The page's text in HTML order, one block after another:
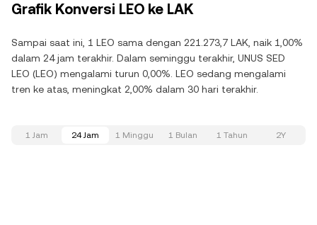
Grafik Konversi LEO ke LAK
Sampai saat ini, 1 LEO sama dengan 221.273,7 LAK, naik 1,00%
dalam 24 jam terakhir. Dalam seminggu terakhir, UNUS SED
LEO (LEO) mengalami turun 0,00%. LEO sedang mengalami
tren ke atas, meningkat 2,00% dalam 30 hari terakhir.
1 Jam 24 Jam 1 Minggu 1 Bulan 1 Tahun 2Y